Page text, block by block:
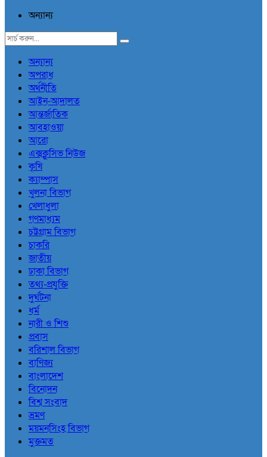
অন্যান্য
অন্যান্য
অপরাধ
অর্থনীতি
আইন-আদালত
আন্তর্জাতিক
আবহাওয়া
আরো
এক্সক্লুসিভ নিউজ
কৃষি
ক্যাম্পাস
খুলনা বিভাগ
খেলাধুলা
গণমাধ্যম
চট্টগ্রাম বিভাগ
চাকরি
জাতীয়
ঢাকা বিভাগ
তথ্য-প্রযুক্তি
দুর্ঘটনা
ধর্ম
নারী ও শিশু
প্রবাস
বরিশাল বিভাগ
বাণিজ্য
বাংলাদেশ
বিনোদন
বিশ্ব সংবাদ
ভ্রমণ
ময়মনসিংহ বিভাগ
মুক্তমত